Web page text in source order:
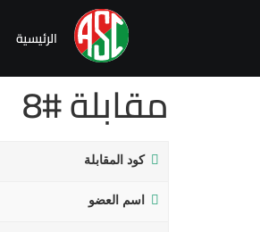
الرئيسية
مقابلة #8
كود المقابلة
اسم العضو